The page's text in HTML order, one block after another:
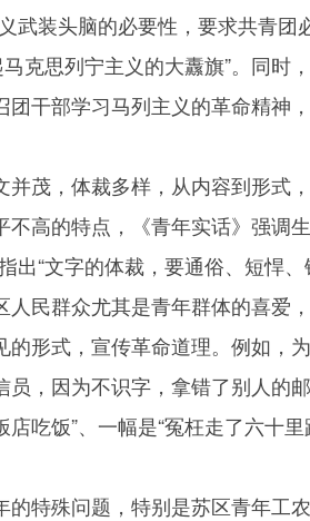
武装头脑的必要性，要求共青
克思列宁主义的大纛旗”。同时
干部学习马列主义的革命精神
茂，体裁多样，从内容到形式，
高的特点，《青年实话》强调
出“文字的体裁，要通俗、短悍
民群众尤其是青年群体的喜爱
形式，宣传革命道理。例如，
，因为不识字，拿错了别人的
店吃饭”、一幅是“冤枉走了六十
的特殊问题，特别是苏区青年